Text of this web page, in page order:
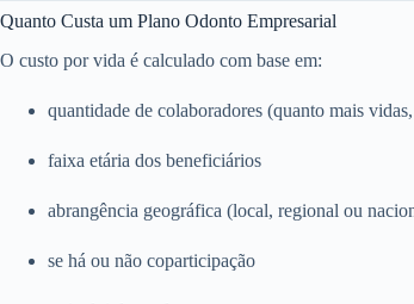
Quanto Custa um Plano Odonto Empresarial
O custo por vida é calculado com base em:
quantidade de colaboradores (quanto mais
faixa etária dos beneficiários
abrangência geográfica (local, regional ou
se há ou não coparticipação